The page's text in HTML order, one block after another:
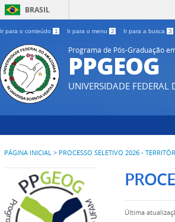
BRASIL
Ir para o conteúdo 1 Ir para o menu 2 Ir para a busca 3
Programa de Pós-Graduação
PPGEOG
UNIVERSIDADE
PÁGINA INICIAL > PROCESSO SELETIVO 2026 -
Última